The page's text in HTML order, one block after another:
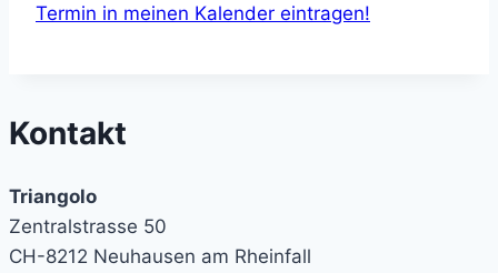
Termin in meinen Kalender eintragen!
Kontakt
Triangolo
Zentralstrasse 50
CH-8212 Neuhausen am Rheinfall